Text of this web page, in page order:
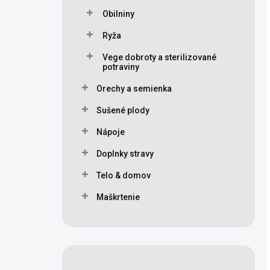
Obilniny
Ryža
Vege dobroty a sterilizované
potraviny
Orechy a semienka
Sušené plody
Nápoje
Doplnky stravy
Telo & domov
Maškrtenie